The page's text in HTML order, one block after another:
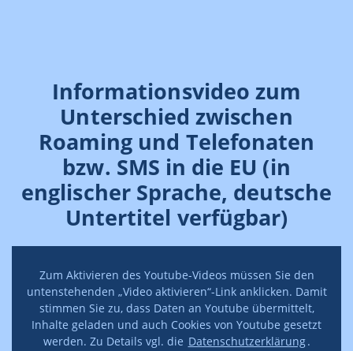
Informationsvideo zum
Unterschied zwischen
Roaming und Telefonaten
bzw. SMS in die EU (in
englischer Sprache, deutsche
Untertitel verfügbar)
Zum Aktivieren des Youtube-Videos müssen Sie den
untenstehenden „Video aktivieren“-Link anklicken. Damit
stimmen Sie zu, dass Daten an Youtube übermittelt,
Inhalte geladen und auch Cookies von Youtube gesetzt
werden. Zu Details vgl. die Datenschutzerklärung.